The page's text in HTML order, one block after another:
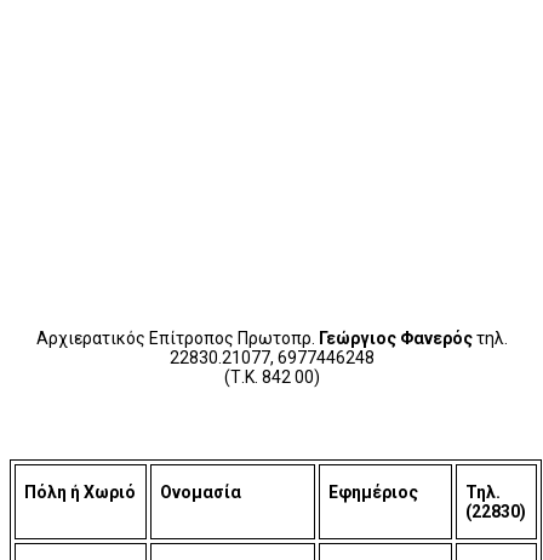
Αρχιερατικός Επίτροπος Πρωτοπρ. Γεώργιος Φανερόςτηλ.
22830.21077, 6977446248
(Τ.Κ. 842 00)
Πόλη ή Χωριό Ονομασία Εφημέριος
Τηλ.
(22830)